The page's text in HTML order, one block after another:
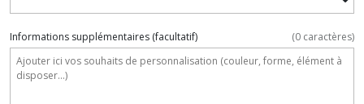
Informations supplémentaires (facultatif) (0 caractères)